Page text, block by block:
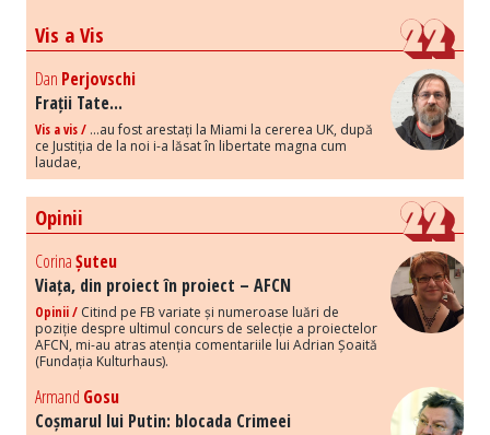
Vis a Vis
Dan Perjovschi
Frații Tate...
Vis a vis / ...au fost arestați la Miami la cererea UK, după
ce Justiția de la noi i-a lăsat în libertate magna cum
laudae,
Opinii
CorinaȘuteu
Viața, din proiect în proiect – AFCN
Opinii / Citind pe FB variate și numeroase luări de
poziție despre ultimul concurs de selecție a proiectelor
AFCN, mi-au atras atenția comentariile lui Adrian Șoaită
(Fundația Kulturhaus).
Armand Gosu
Coșmarul lui Putin: blocada Crimeei